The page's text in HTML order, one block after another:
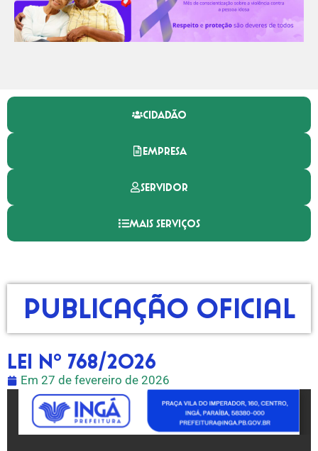
CIDADÃO
EMPRESA
SERVIDOR
MAIS SERVIÇOS
Publicação Oficial
Lei nº 768/2026
Em 27 de fevereiro de 2026